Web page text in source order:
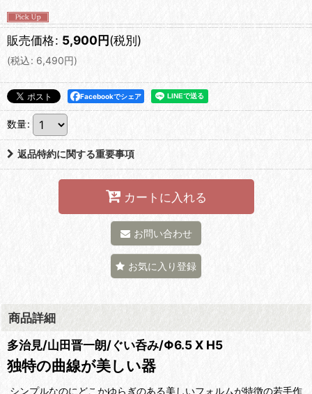
販売価格: 5,900円(税別)
(税込: 6,490円)
Facebookでシェア
数量:
返品特約に関する重要事項
カートに入れる
お問い合わせ
お気に入り登録
商品詳細
多治見/山田晋一朗/ぐい呑み/Φ6.5 X H5
独特の曲線が美しい器
シンプルなのにどこかゆらぎのある美しいフォルムが特徴の若手作